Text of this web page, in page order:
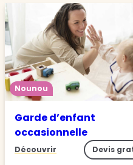
Nounou
Garde d’enfant
occasionnelle
Découvrir Devis